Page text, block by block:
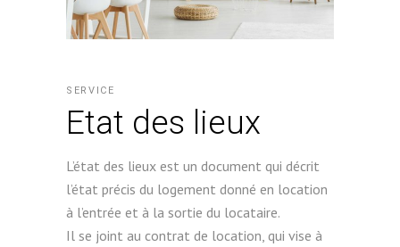
SERVICE
Etat des lieux
L’état des lieux est un document qui décrit
l’état précis du logement donné en location
à l’entrée et à la sortie du locataire.
Il se joint au contrat de location, qui vise à